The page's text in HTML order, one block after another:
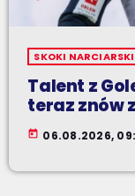
SKOKI
Talent z
teraz znów
today 06.08.2026,